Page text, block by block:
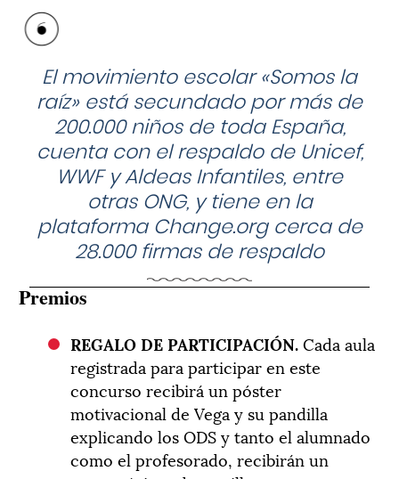
El movimiento escolar «Somos la
raíz» está secundado por más de
200.000 niños de toda España,
cuenta con el respaldo de Unicef,
WWF y Aldeas Infantiles, entre
otras ONG, y tiene en la
plataforma Change.org cerca de
28.000 firmas de respaldo
Premios
REGALO DE PARTICIPACIÓN.Cada aula
registrada para participar en este
concurso recibirá un póster
motivacional de Vega y su pandilla
explicando los ODS y tanto el alumnado
como el profesorado, recibirán un